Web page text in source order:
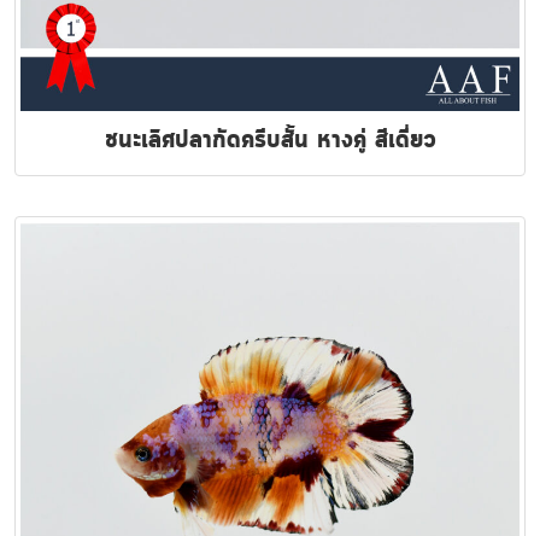
ชนะเลิศปลากัดครีบสั้น หางคู่ สีเดี่ยว